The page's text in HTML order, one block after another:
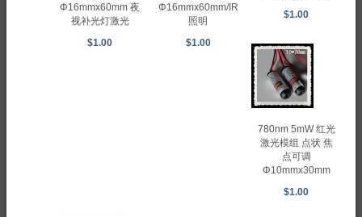
Φ16mmx60mm 夜
视补光灯激光
$1.00
Φ16mmx60mm/IR
照明
$1.00
$1.00
780nm 5mW 红光
激光模组 点状 焦
点可调
Φ10mmx30mm
$1.00